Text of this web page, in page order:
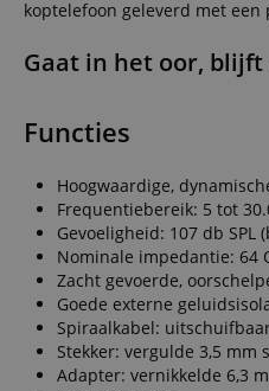
koptelefoon geleverd met een
Gaat in het oor, blijft
Functies
Hoogwaardige,
Frequentiebereik: 5 tot
Gevoeligheid: 107 db SPL
Nominale impedantie: 64
Zacht gevoerde,
Goede externe
Spiraalkabel:
Stekker: vergulde 3,5 mm
Adapter: vernikkelde 6,3